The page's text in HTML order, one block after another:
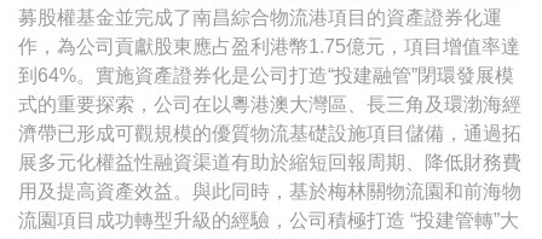
募股權基金並完成了南昌綜合物流港項目的資產證券化運
作，為公司貢獻股東應占盈利港幣1.75億元，項目增值率達
到64%。實施資產證券化是公司打造“投建融管”閉環發展模
式的重要探索，公司在以粵港澳大灣區、長三角及環渤海經
濟帶已形成可觀規模的優質物流基礎設施項目儲備，通過拓
展多元化權益性融資渠道有助於縮短回報周期、降低財務費
用及提高資產效益。與此同時，基於梅林關物流園和前海物
流園項目成功轉型升級的經驗，公司積極打造 “投建管轉”大